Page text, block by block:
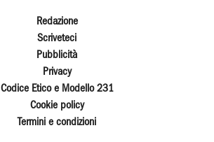
Redazione
Scriveteci
Pubblicità
Privacy
Codice Etico e Modello 231
Cookie policy
Termini e condizioni